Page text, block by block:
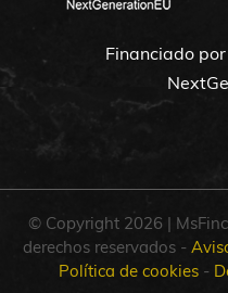
Financiado
© Copyright 2026 |
derechos reservados -
Política de cookies -